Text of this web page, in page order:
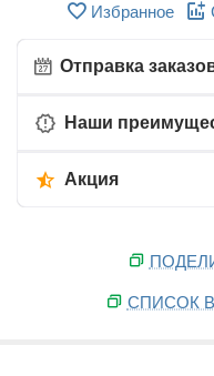
Избранное
Отправка
Наши
Акция
СПИСОК